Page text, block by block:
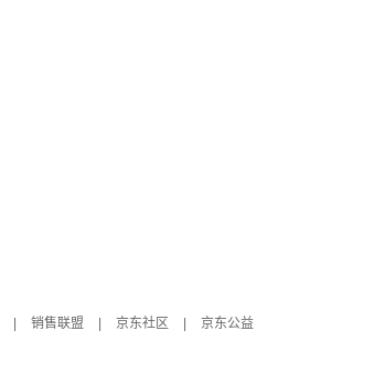
销售联盟 京东社区
京东公益